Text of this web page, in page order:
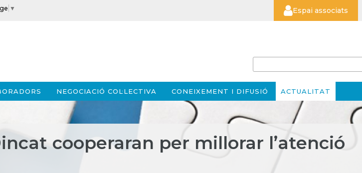
▼ Espai associats
NEGOCIACIÓ COL·LECTIVA CONEIXEMENT I DIFUSIÓ ACTUALITAT
cooperaran per millorar l’atenció